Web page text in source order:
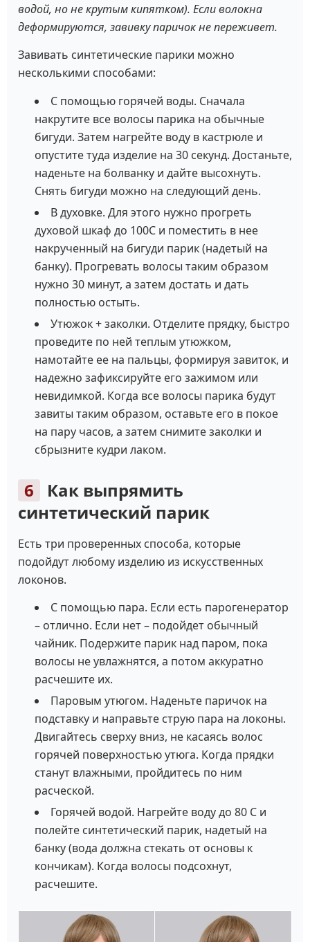
водой, но не крутым кипятком). Если волокна
деформируются, завивку паричок не переживет.
Завивать синтетические парики можно
несколькими способами:
С помощью горячей воды. Сначала
накрутите все волосы парика на обычные
бигуди. Затем нагрейте воду в кастрюле и
опустите туда изделие на 30 секунд. Достаньте,
наденьте на болванку и дайте высохнуть.
Снять бигуди можно на следующий день.
В духовке. Для этого нужно прогреть
духовой шкаф до 100С и поместить в нее
накрученный на бигуди парик (надетый на
банку). Прогревать волосы таким образом
нужно 30 минут, а затем достать и дать
полностью остыть.
Утюжок + заколки. Отделите прядку, быстро
проведите по ней теплым утюжком,
намотайте ее на пальцы, формируя завиток, и
надежно зафиксируйте его зажимом или
невидимкой. Когда все волосы парика будут
завиты таким образом, оставьте его в покое
на пару часов, а затем снимите заколки и
сбрызните кудри лаком.
Как выпрямить
синтетический парик
Есть три проверенных способа, которые
подойдут любому изделию из искусственных
локонов.
С помощью пара. Если есть парогенератор
– отлично. Если нет – подойдет обычный
чайник. Подержите парик над паром, пока
волосы не увлажнятся, а потом аккуратно
расчешите их.
Паровым утюгом. Наденьте паричок на
подставку и направьте струю пара на локоны.
Двигайтесь сверху вниз, не касаясь волос
горячей поверхностью утюга. Когда прядки
станут влажными, пройдитесь по ним
расческой.
Горячей водой. Нагрейте воду до 80 С и
полейте синтетический парик, надетый на
банку (вода должна стекать от основы к
кончикам). Когда волосы подсохнут,
расчешите.